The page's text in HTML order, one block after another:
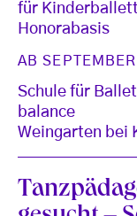
für
Honorabasis
AB SEPTEMBER
Schule für
balance
Weingarten bei